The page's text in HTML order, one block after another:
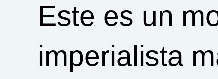
Este es un
imperialista